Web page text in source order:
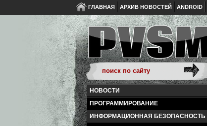
ГЛАВНАЯ АРХИВ НОВОСТЕЙ ANDROID
НОВОСТИ
ПРОГРАММИРОВАНИЕ
ИНФОРМАЦИОННАЯ БЕЗОПАСНОСТЬ